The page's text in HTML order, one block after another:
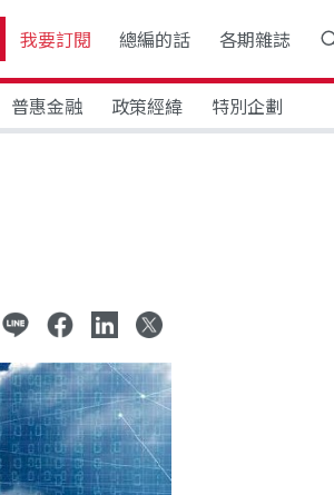
我要訂閱 總編的話 各期雜誌
普惠金融 政策經緯 特別企劃